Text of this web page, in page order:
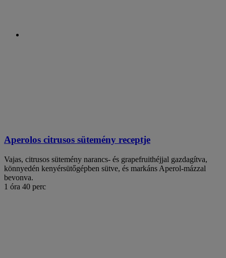
Aperolos citrusos sütemény receptje
Vajas, citrusos sütemény narancs- és grapefruithéjjal gazdagítva,
könnyedén kenyérsütőgépben sütve, és markáns Aperol-mázzal
bevonva.
1 óra 40 perc